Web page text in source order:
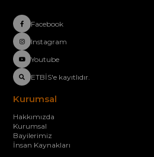
Facebook
Instagram
Youtube
ETBİS'e kayıtlıdır.
Kurumsal
Hakkımızda
Kurumsal
Bayilerimiz
İnsan Kaynakları